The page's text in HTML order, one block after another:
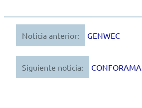
Navegación
de
entradas
Noticia anterior: GENWEC
Siguiente noticia: CONFORAMA